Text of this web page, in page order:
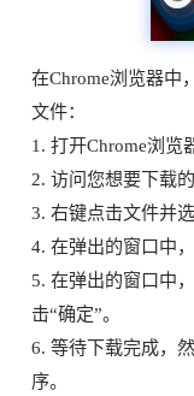
在Chrome浏览器中
文件：
1. 打开Chrome浏览
2. 访问您想要下载
3. 右键点击文件并选
4. 在弹出的窗口中
5. 在弹出的窗口中
击“确定”。
6. 等待下载完成，
序。